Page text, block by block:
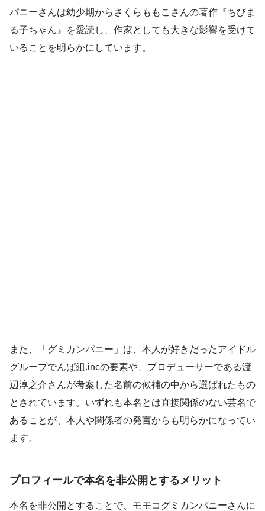
パニーさんは幼少期からさくらももこさんの著作『ちびま
る子ちゃん』を愛読し、作家としても大きな影響を受けて
いることを明らかにしています。
また、「グミカンパニー」は、本人が好きだったアイドル
グループでんぱ組.incの要素や、プロデューサーである渡
辺淳之介さんが考案した名前の候補の中から選ばれたもの
とされています。いずれも本名とは直接関係のない芸名で
あることが、本人や関係者の発言からも明らかになってい
ます。
プロフィールで本名を非公開とするメリット
本名を非公開とすることで、モモコグミカンパニーさんに